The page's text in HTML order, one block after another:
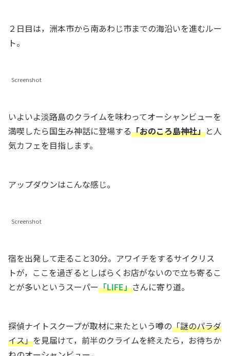
２日目は，洲本市から南あわじ市までの海沿いを進むルー
ト。
Screenshot
いよいよ淡路島のクライムを味わってオーシャンビューを
満喫したら国生み神話に登場する「おのころ島神社」と人
気カフェを目指します。
アップダウンはこんな感じ。
Screenshot
宿を出発して走ること30分。アワイチをするサイクリス
トが，ここを過ぎるとしばらくお店がないので立ち寄るこ
とが多いというスーパー「LIFE」さんに寄り道。
探偵ナイトスクープが取材に来たという噂の「謎のパラダ
イス」を見届けて，前半のクライムを終えたら，お待ちか